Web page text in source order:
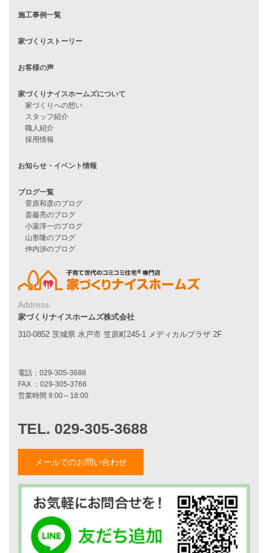
見学会情報
住宅ローン審査に落ちた方・
他社で無理だと言われた方へ
住宅ローンのよくある質問
月収25万円で家を建てる方法
Line Up
自由設計注文住宅
ハピネスシリーズ
Smart2030
Sシリーズ
シンプルな平屋
家づくりナイスホームズの家づくり
エコハウス
家づくりの流れ
7つのポイント
アフターメンテナンス
リフォームをお考えの方へ
施工事例一覧
家づくりストーリー
お客様の声
家づくりナイスホームズについて
家づくりへの想い
スタッフ紹介
職人紹介
採用情報
Address:
家づくりナイスホームズ株式会社
310-0852 茨城県 水戸市 笠原町245-1 メディカルプラザ 2F
メールでのお問い合わせ